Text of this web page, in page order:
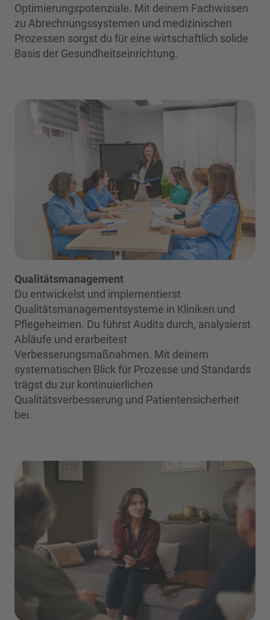
Optimierungspotenziale. Mit deinem Fachwissen
zu Abrechnungssystemen und medizinischen
Prozessen sorgst du für eine wirtschaftlich solide
Basis der Gesundheitseinrichtung.
Qualitätsmanagement
Du entwickelst und implementierst
Qualitätsmanagementsysteme in Kliniken und
Pflegeheimen. Du führst Audits durch, analysierst
Abläufe und erarbeitest
Verbesserungsmaßnahmen. Mit deinem
systematischen Blick für Prozesse und Standards
trägst du zur kontinuierlichen
Qualitätsverbesserung und Patientensicherheit
bei.